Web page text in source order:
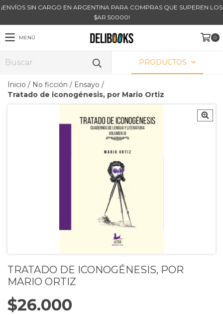
¡ENVÍOS SIN CARGO EN ARGENTINA PARA COMPRAS QUE SUPEREN LOS
$AR 50000!
MENÚ 0
PRODUCTOS
Inicio / No ficción / Ensayo /
Tratado de iconogénesis, por Mario Ortiz
TRATADO DE ICONOGÉNESIS, POR
MARIO ORTIZ
$26.000